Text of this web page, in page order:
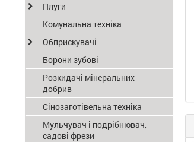
Плуги
Комунальна техніка
Обприскувачі
Борони зубові
Розкидачі мінеральних
добрив
Сінозаготівельна техніка
Мульчувач і подрібнювач,
садові фрези